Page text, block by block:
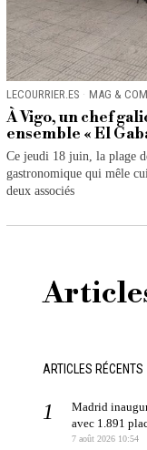
LECOURRIER.ES · MAG &
À Vigo, un chef
ensemble « El
Ce jeudi 18 juin, la plage
gastronomique qui mêle
deux associés
ARTICLES RÉCENTS
Madrid
avec 1.891
7 août 2026 10:54